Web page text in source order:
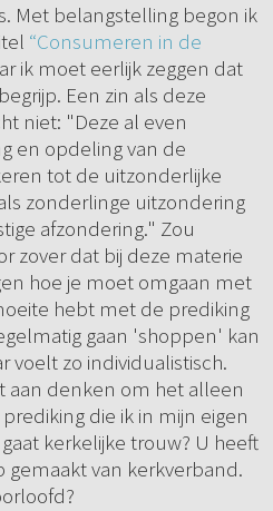
Met belangstelling begon ik
“Consumeren in de
ik moet eerlijk zeggen dat
Een zin als deze
niet: "Deze al even
en opdeling van de
tot de uitzonderlijke
zonderlinge uitzondering
afzondering." Zou
zover dat bij deze materie
hoe je moet omgaan met
hebt met de prediking
gaan 'shoppen' kan
voelt zo individualistisch.
aan denken om het alleen
die ik in mijn eigen
kerkelijke trouw? U heeft
gemaakt van kerkverband.